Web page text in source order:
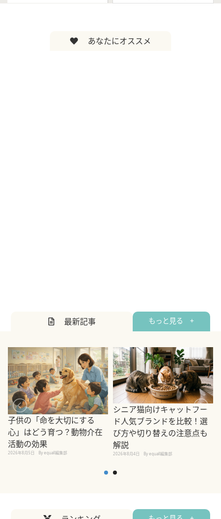
あなたにオススメ
最新記事 もっと見る +
子供の「命を大切にする
心」はどう育つ？動物介在
活動の効果
2026年8月5日 By equall編集部
シニア猫向けキャットフー
ド人気ブランドを比較！選
び方や切り替えの注意点も
解説
2026年8月4日 By equall編集部